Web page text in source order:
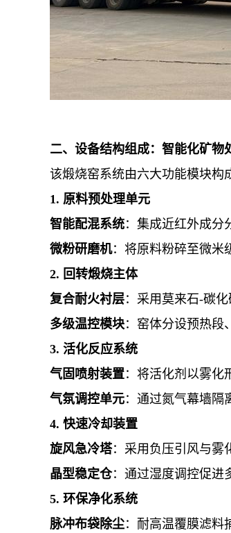
二、设备结构组成：智能化矿物
该煅烧窑系统由六大功能模块构
1. 原料预处理单元
智能配混系统：集成近红外成分
微粉研磨机：将原料粉碎至微米
2. 回转煅烧主体
复合耐火衬层：采用莫来石-碳
多级温控模块：窑体分设预热段
3. 活化反应系统
气固喷射装置：将活化剂以雾化
气氛调控单元：通过氮气幕墙隔
4. 快速冷却装置
旋风急冷塔：采用负压引风与雾
晶型稳定仓：通过湿度调控促进
5. 环保净化系统
脉冲布袋除尘：耐高温覆膜滤料